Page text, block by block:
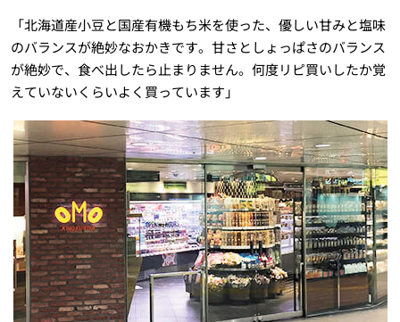
「北海道産小豆と国産有機もち米を使った、優しい甘みと塩味
のバランスが絶妙なおかきです。甘さとしょっぱさのバランス
が絶妙で、食べ出したら止まりません。何度リピ買いしたか覚
えていないくらいよく買っています」